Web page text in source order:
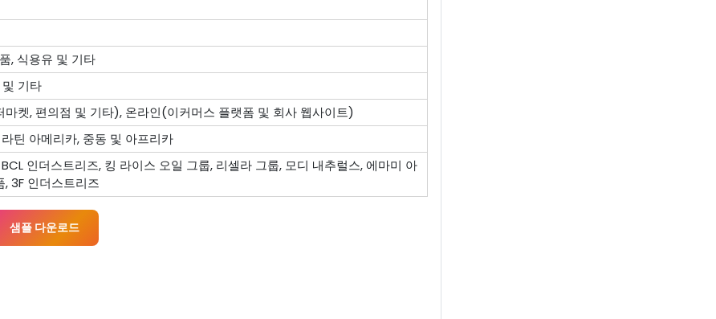
, 식용유 및 기타
기타
켓, 편의점 및 기타), 온라인(이커머스 플랫폼 및 회사 웹사이트)
틴 아메리카, 중동 및 아프리카
인더스트리즈, 킹 라이스 오일 그룹, 리셀라 그룹, 모디 내추럴스, 에마미 아
3F 인더스트리즈
샘플 다운로드